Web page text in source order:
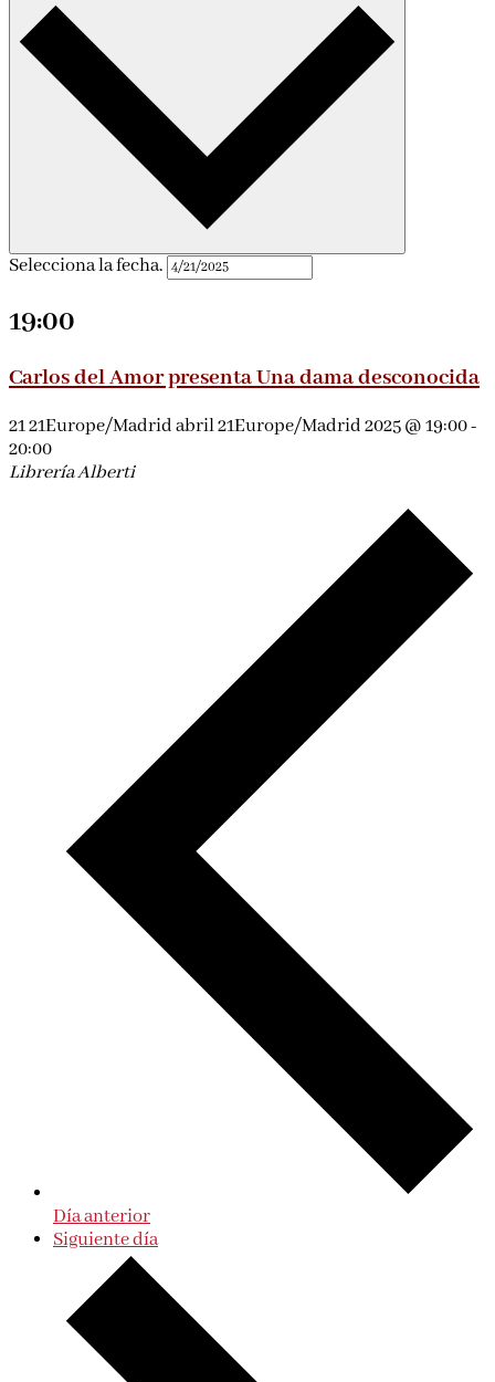
Selecciona la fecha.
19:00
Carlos del Amor presenta Una dama desconocida
21 21Europe/Madrid abril 21Europe/Madrid 2025 @ 19:00-
20:00
Librería Alberti
Día anterior
Siguiente día